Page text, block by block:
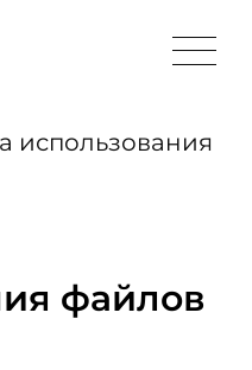
использования
файлов